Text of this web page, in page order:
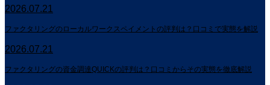
2026.07.21
ファクタリングのローカルワークスペイメントの評判は？口コミで実態を解説
2026.07.21
ファクタリングの資金調達QUICKの評判は？口コミからその実態を徹底解説